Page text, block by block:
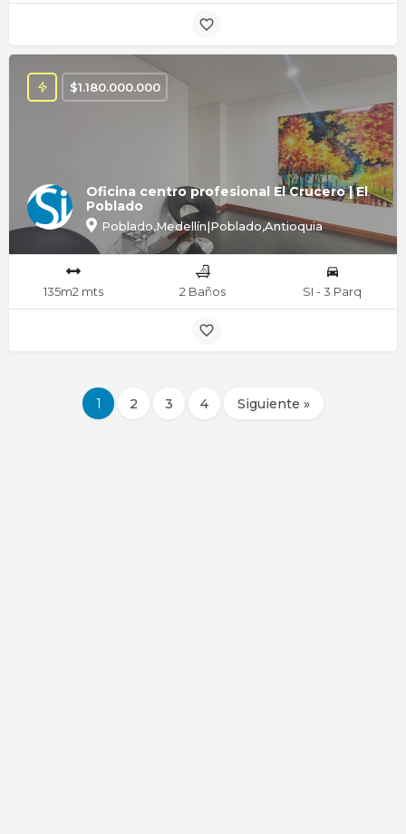
Oficina centro profesional El Crucero | El
Poblado
Poblado,Medellín|Poblado,Antioquia
$1.180.000.000
135m2 mts 2 Baños SI - 3 Parq
1 2 3 4 Siguiente »